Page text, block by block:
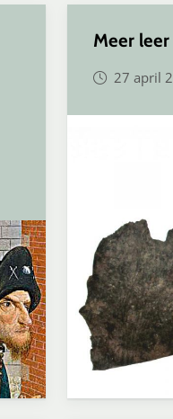
Meer
27 april